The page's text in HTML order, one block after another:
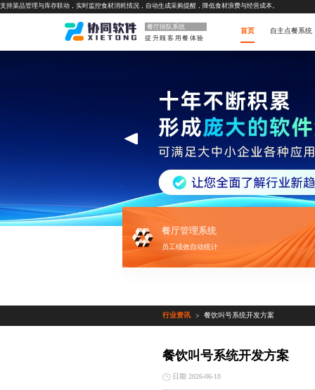
支持菜品管理与库存联动，实时监控食材消耗情况，自动生成采购提醒，降低食材浪费与经营成本。
餐厅排队系统
提升顾客用餐体验
首页 自主点餐系统
餐厅管理系统
员工绩效自动统计
行业资讯 > 餐饮叫号系统开发方案
餐饮叫号系统开发方案
日期 2026-06-10